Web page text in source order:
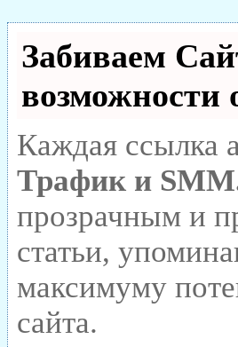
Забиваем
возможности
Каждая ссылка
Трафик и
прозрачным и
статьи,
максимуму
сайта.